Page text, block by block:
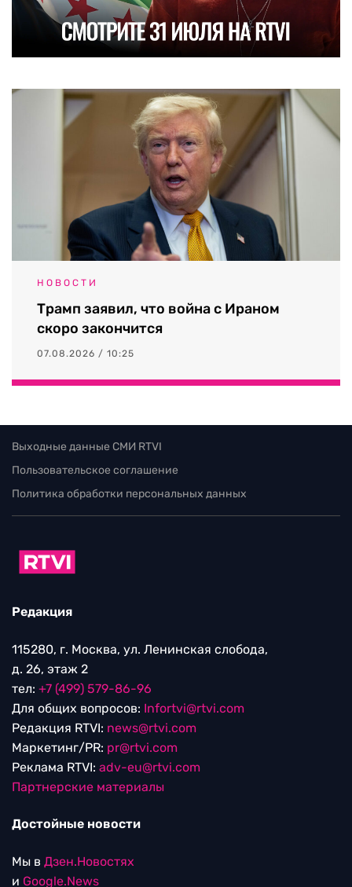
НОВОСТИ
Трамп заявил, что война с Ираном
скоро закончится
07.08.2026 / 10:25
Выходные данные СМИ RTVI
Пользовательское соглашение
Политика обработки персональных данных
Редакция
115280, г. Москва, ул. Ленинская слобода,
д. 26, этаж 2
тел: +7 (499) 579-86-96
Для общих вопросов: Infortvi@rtvi.com
Редакция RTVI: news@rtvi.com
Маркетинг/PR: pr@rtvi.com
Реклама RTVI: adv-eu@rtvi.com
Партнерские материалы
Достойные новости
Мы в Дзен.Новостях
и Google.News